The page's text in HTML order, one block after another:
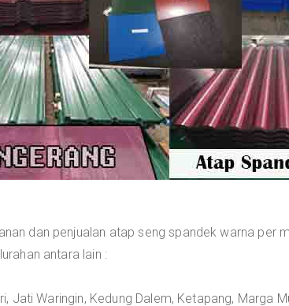
dan penjualan atap seng spandek warna per
antara lain :
Jati Waringin, Kedung Dalem, Ketapang, Marga